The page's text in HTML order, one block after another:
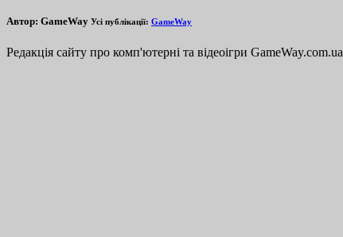
Автор: GameWay Усі публікації: GameWay
Редакція сайту про комп'ютерні та відеоігри GameWay.com.ua